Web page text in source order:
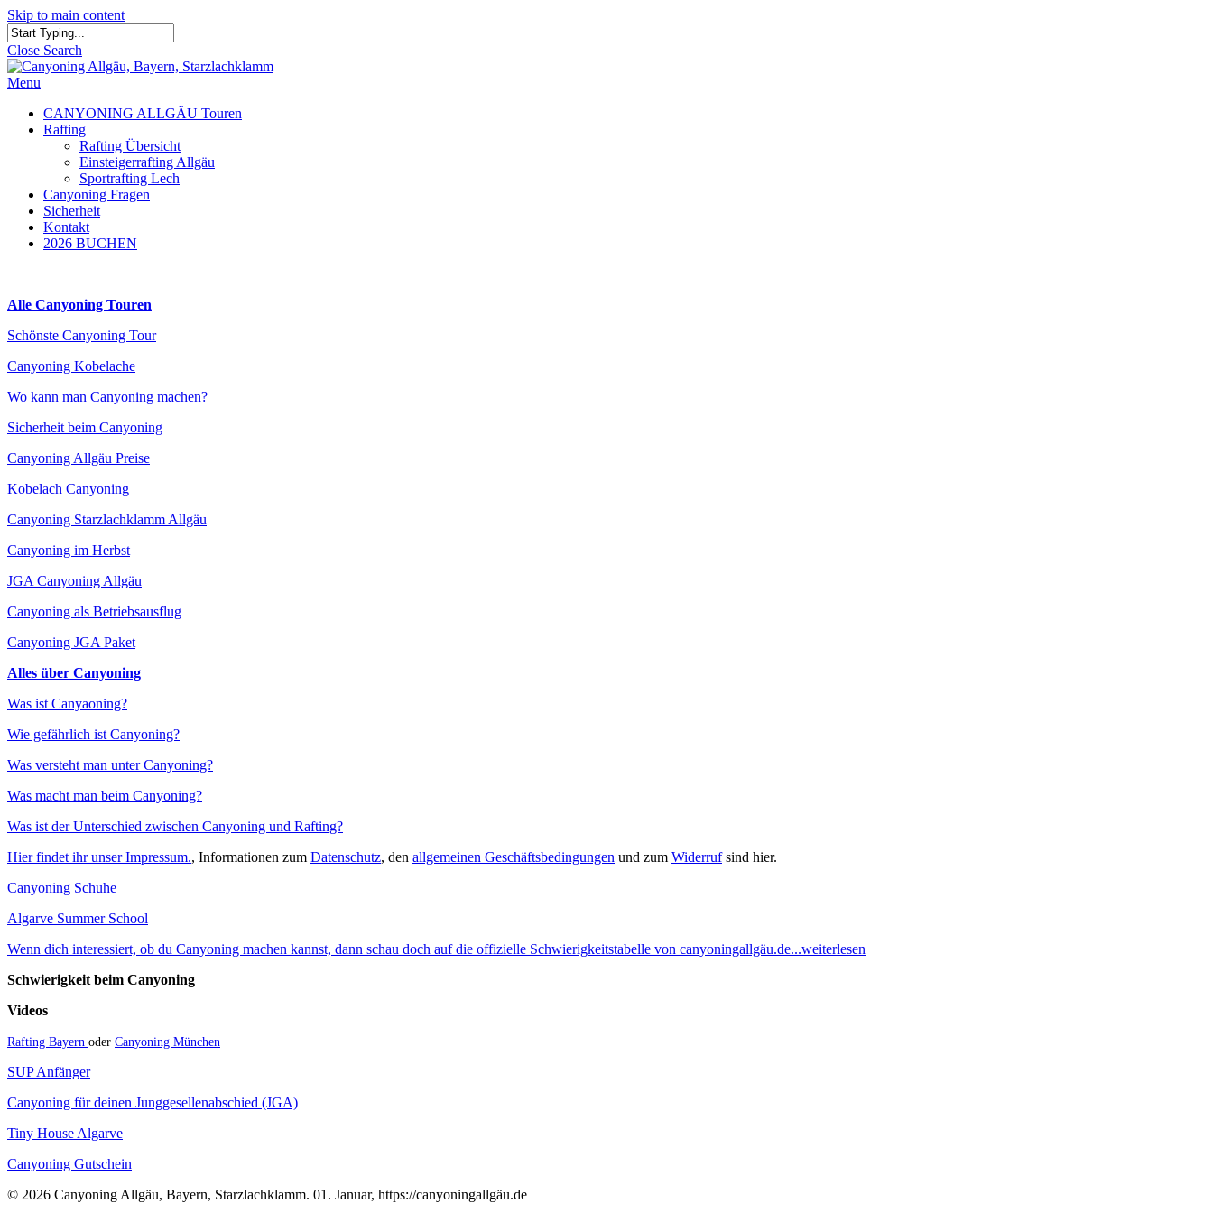
Skip to main content
Close Search
Menu
CANYONING ALLGÄU Touren
Rafting
Rafting Übersicht
Einsteigerrafting Allgäu
Sportrafting Lech
Canyoning Fragen
Sicherheit
Kontakt
2026 BUCHEN
Alle Canyoning Touren
Schönste Canyoning Tour
Canyoning Kobelache
Wo kann man Canyoning machen?
Sicherheit beim Canyoning
Canyoning Allgäu Preise
Kobelach Canyoning
Canyoning Starzlachklamm Allgäu
Canyoning im Herbst
JGA Canyoning Allgäu
Canyoning als Betriebsausflug
Canyoning JGA Paket
Alles über Canyoning
Was ist Canyaoning?
Wie gefährlich ist Canyoning?
Was versteht man unter Canyoning?
Was macht man beim Canyoning?
Was ist der Unterschied zwischen Canyoning und Rafting?
Hier findet ihr unser Impressum., Informationen zum Datenschutz, den allgemeinen Geschäftsbedingungen und zum Widerrufsind hier.
Canyoning Schuhe
Algarve Summer School
Wenn dich interessiert, ob du Canyoning machen kannst, dann schau doch auf die offizielle Schwierigkeitstabelle von canyoningallgäu.de...weiterlesen
Schwierigkeit beim Canyoning
Videos
Rafting Bayern oder Canyoning München
SUP Anfänger
Canyoning für deinen Junggesellenabschied (JGA)
Tiny House Algarve
Canyoning Gutschein
© 2026 Canyoning Allgäu, Bayern, Starzlachklamm. 01. Januar, https://canyoningallgäu.de